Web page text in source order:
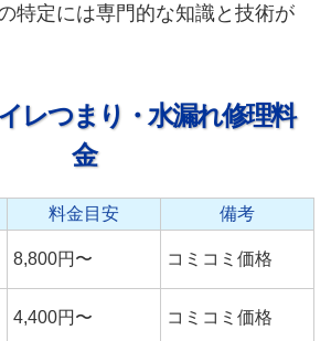
特定には専門的な知識と技術が
レつまり・水漏れ修理料
金
料金目安
備考
8,800円〜 コミコミ価格
4,400円〜 コミコミ価格